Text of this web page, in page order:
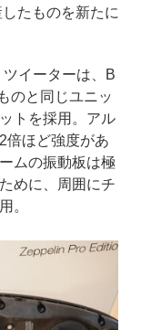
たものを新たに
イーターは、B
のと同じユニッ
トを採用。アル
倍ほど強度があ
ムの振動板は極
めに、周囲にチ
。